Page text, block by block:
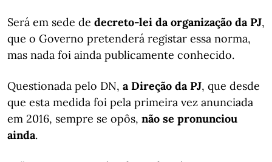
Será em sede de decreto-lei da organização da PJ,
que o Governo pretenderá registar essa norma,
mas nada foi ainda publicamente conhecido.
Questionada pelo DN, a Direção da PJ, que desde
que esta medida foi pela primeira vez anunciada
em 2016, sempre se opôs, não se pronunciou
ainda.